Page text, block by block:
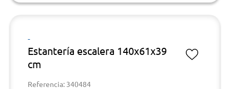
-
Estantería escalera 140x61x39
cm
Referencia: 340484